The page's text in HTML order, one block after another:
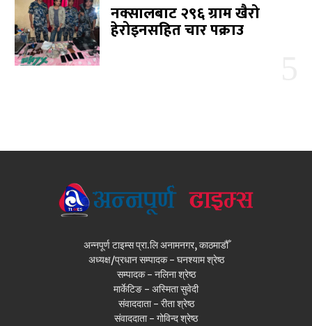
नक्सालबाट २९६ ग्राम खैरो
हेरोइनसहित चार पक्राउ
अन्नपूर्ण टाइम्स प्रा.लि अनामनगर, काठमाडौँ
अध्यक्ष/प्रधान सम्पादक - घनश्याम श्रेष्ठ
सम्पादक - नलिना श्रेष्ठ
मार्केटिङ - अस्मिता सुवेदी
संवाददाता - रीता श्रेष्ठ
संवाददाता - गोविन्द श्रेष्ठ